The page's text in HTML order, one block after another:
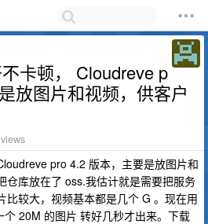
卡顿， Cloudreve p
放图片和视频，供客户
pro 4.2 版本，主要是放图片和
仓库放在了 oss.我估计就是需要把服务
比较大，视频基本都是几个 G 。现在用
20M 的图片 转好几秒才出来。下载